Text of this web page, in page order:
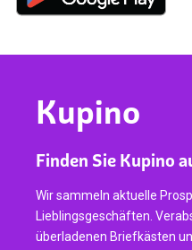
Kupino
Finden Sie Kupino
Wir sammeln aktuelle
Lieblingsgeschäften.
überladenen Briefkästen